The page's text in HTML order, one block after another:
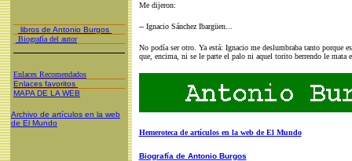
libros de Antonio Burgos
Biografía del autor
Enlaces Recomendados
Enlaces favoritos
MAPA DE LA WEB
Archivo de artículos en la web
de El Mundo
Me dijeron:
-- Ignacio Sánchez Ibargüen...
No podía ser otro. Ya está: Ignacio me deslumbraba tanto porque
que, encima, ni se le parte el palo ni aquel torito berrendo le mata
Hemeroteca de artículos en la web de El Mundo
Biografía de Antonio Burgos